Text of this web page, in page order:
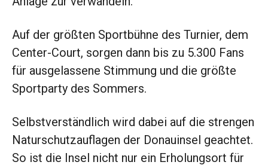
Auf der größten Sportbühne des Turnier, dem
Center-Court, sorgen dann bis zu 5.300 Fans
für ausgelassene Stimmung und die größte
Sportparty des Sommers.
Selbstverständlich wird dabei auf die strengen
Naturschutzauflagen der Donauinsel geachtet.
So ist die Insel nicht nur ein Erholungsort für